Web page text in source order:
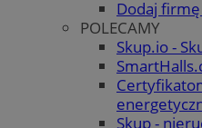
Dodaj
POLECAMY
Skup.io -
Skup -